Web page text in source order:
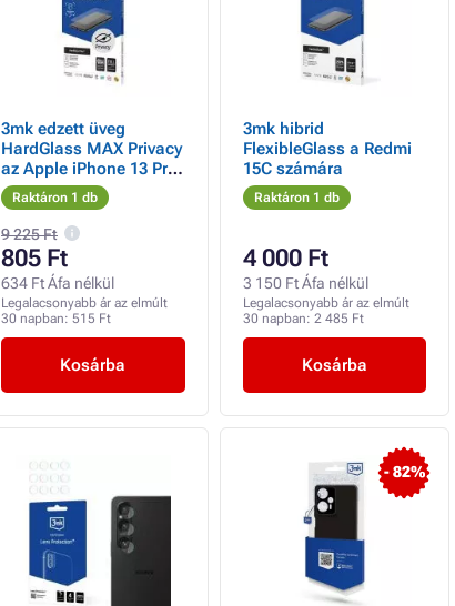
3mk edzett üveg
HardGlass MAX Privacy
az Apple iPhone 13 Pro
Max / 14 Plus
készülékhez
Raktáron 1 db
9 225 Ft
805 Ft
634 Ft Áfa nélkül
Legalacsonyabb ár az elmúlt
30 napban: 515 Ft
Kosárba
3mk hibrid
FlexibleGlass a Redmi
15C számára
Raktáron 1 db
4 000 Ft
3 150 Ft Áfa nélkül
Legalacsonyabb ár az elmúlt
30 napban: 2 485 Ft
Kosárba
- 82%